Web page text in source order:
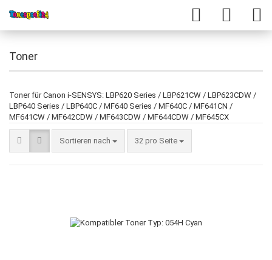
Toner
Toner für Canon i-SENSYS: LBP620 Series / LBP621CW / LBP623CDW /
LBP640 Series / LBP640C / MF640 Series / MF640C / MF641CN /
MF641CW / MF642CDW / MF643CDW / MF644CDW / MF645CX
Sortieren nach 32 pro Seite